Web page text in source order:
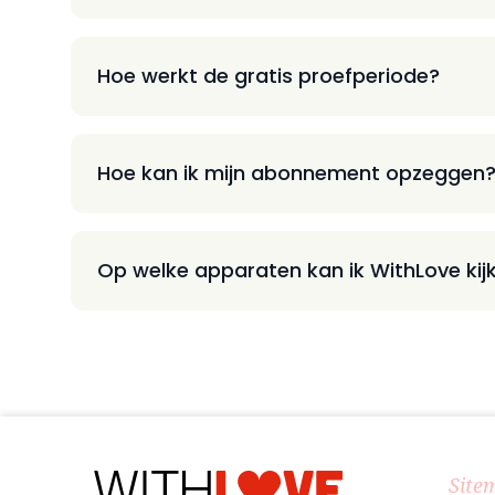
Hoe werkt de gratis proefperiode?
Hoe kan ik mijn abonnement opzeggen?
Op welke apparaten kan ik WithLove